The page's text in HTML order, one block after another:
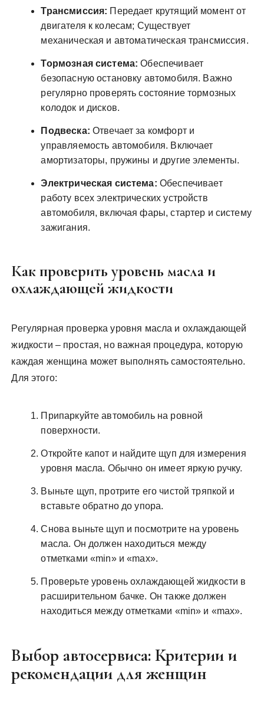
Трансмиссия: Передает крутящий момент от
двигателя к колесам; Существует
механическая и автоматическая трансмиссия.
Тормозная система: Обеспечивает
безопасную остановку автомобиля. Важно
регулярно проверять состояние тормозных
колодок и дисков.
Подвеска: Отвечает за комфорт и
управляемость автомобиля. Включает
амортизаторы, пружины и другие элементы.
Электрическая система: Обеспечивает
работу всех электрических устройств
автомобиля, включая фары, стартер и систему
зажигания.
Как проверить уровень масла и
охлаждающей жидкости
Регулярная проверка уровня масла и охлаждающей
жидкости – простая, но важная процедура, которую
каждая женщина может выполнять самостоятельно.
Для этого:
Припаркуйте автомобиль на ровной
поверхности.
Откройте капот и найдите щуп для измерения
уровня масла. Обычно он имеет яркую ручку.
Выньте щуп, протрите его чистой тряпкой и
вставьте обратно до упора.
Снова выньте щуп и посмотрите на уровень
масла. Он должен находиться между
отметками «min» и «max».
Проверьте уровень охлаждающей жидкости в
расширительном бачке. Он также должен
находиться между отметками «min» и «max».
Выбор автосервиса: Критерии и
рекомендации для женщин